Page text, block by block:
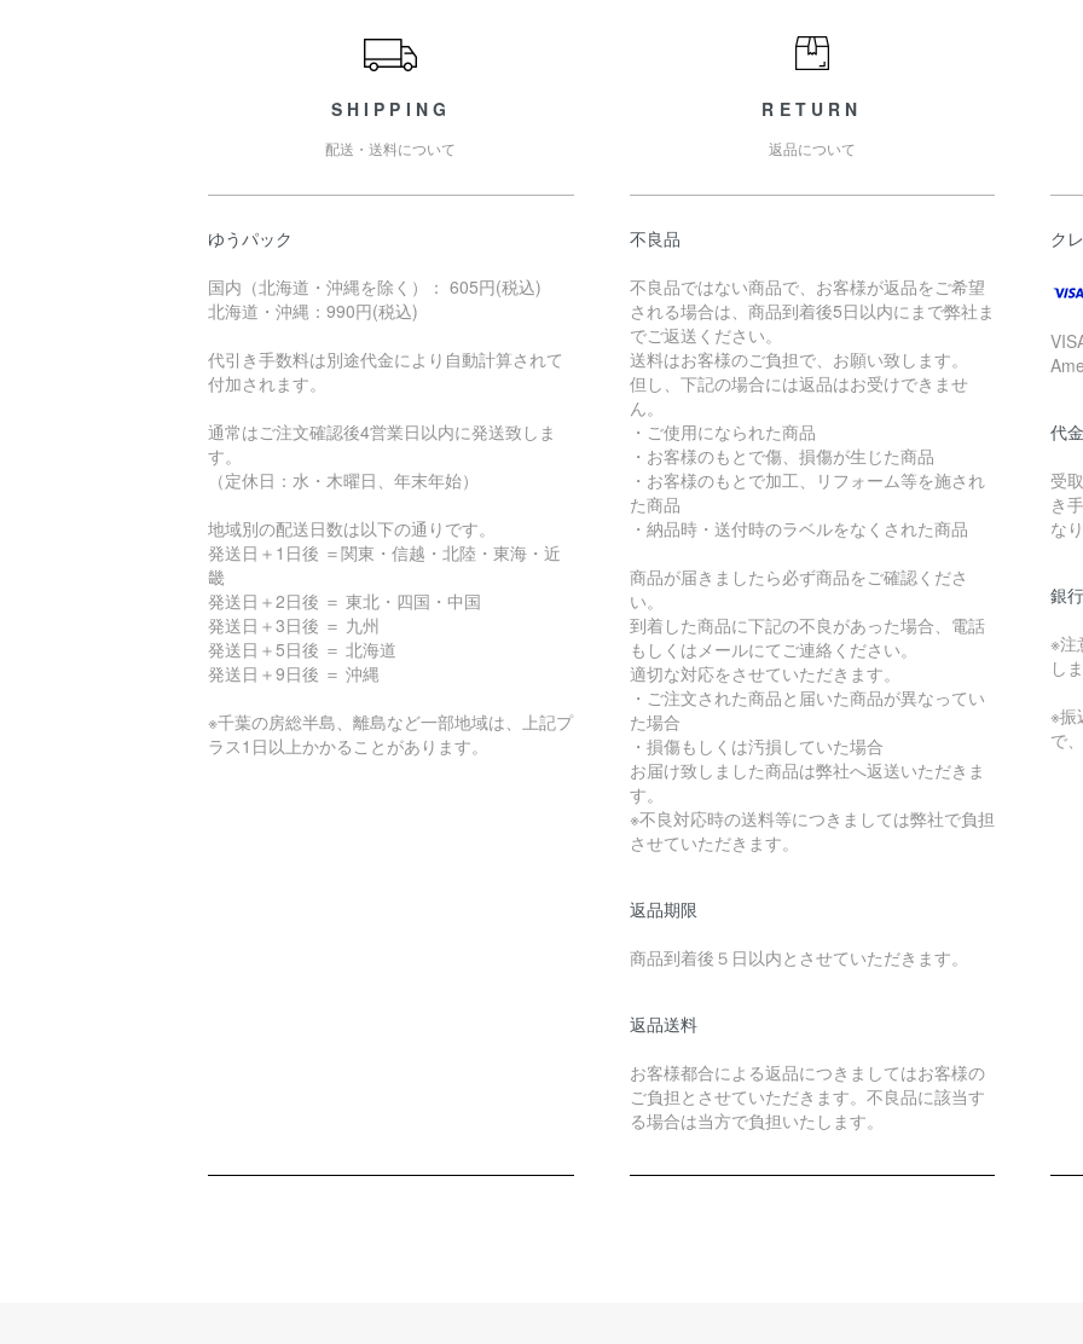
SHIPPING
配送・送料について
ゆうパック
国内（北海道・沖縄を除く）： 605円(税込)
北海道・沖縄：990円(税込)
代引き手数料は別途代金により自動計算されて
付加されます。
通常はご注文確認後4営業日以内に発送致しま
す。
（定休日：水・木曜日、年末年始）
地域別の配送日数は以下の通りです。
発送日＋1日後 ＝関東・信越・北陸・東海・近
畿
発送日＋2日後 ＝ 東北・四国・中国
発送日＋3日後 ＝ 九州
発送日＋5日後 ＝ 北海道
発送日＋9日後 ＝ 沖縄
※千葉の房総半島、離島など一部地域は、上記プ
ラス1日以上かかることがあります。
RETURN
返品について
不良品
不良品ではない商品で、お客様が返品をご希望
される場合は、商品到着後5日以内にまで弊社ま
でご返送ください。
送料はお客様のご負担で、お願い致します。
但し、下記の場合には返品はお受けできませ
ん。
・ご使用になられた商品
・お客様のもとで傷、損傷が生じた商品
・お客様のもとで加工、リフォーム等を施され
た商品
・納品時・送付時のラベルをなくされた商品
商品が届きましたら必ず商品をご確認くださ
い。
到着した商品に下記の不良があった場合、電話
もしくはメールにてご連絡ください。
適切な対応をさせていただきます。
・ご注文された商品と届いた商品が異なってい
た場合
・損傷もしくは汚損していた場合
お届け致しました商品は弊社へ返送いただきま
す。
※不良対応時の送料等につきましては弊社で負担
させていただきます。
返品期限
商品到着後５日以内とさせていただきます。
返品送料
お客様都合による返品につきましてはお客様の
ご負担とさせていただきます。不良品に該当す
る場合は当方で負担いたします。
ク
代
受
き
な
銀
※注
し
※振
で